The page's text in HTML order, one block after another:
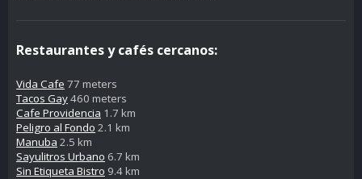
Restaurantes y cafés cercanos:
Vida Cafe 77 meters
Tacos Gay460 meters
Cafe Providencia 1.7 km
Peligro al Fondo 2.1 km
Manuba 2.5 km
Sayulitros Urbano 6.7 km
Sin Etiqueta Bistro 9.4 km